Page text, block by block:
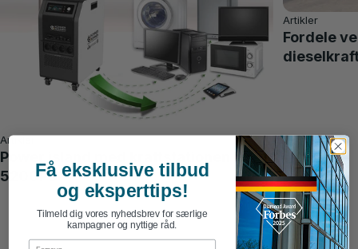
Artikler
Power island med kraftstationen KS
5200PS
Artikler
Fordele
Få eksklusive tilbud
og eksperttips!
Tilmeld dig vores nyhedsbrev for særlige
kampagner og nyttige råd.
First Name